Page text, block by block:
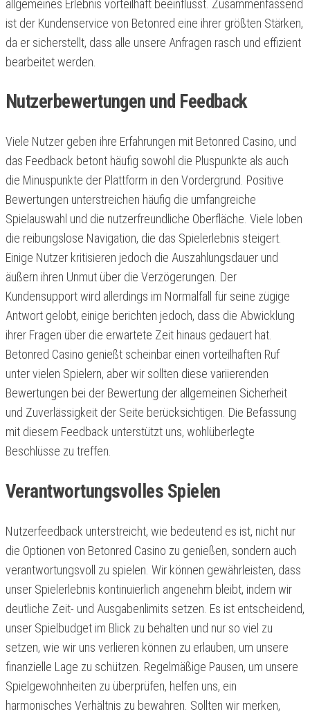
allgemeines Erlebnis vorteilhaft beeinflusst. Zusammenfassend
ist der Kundenservice von Betonred eine ihrer größten Stärken,
da er sicherstellt, dass alle unsere Anfragen rasch und effizient
bearbeitet werden.
Nutzerbewertungen und Feedback
Viele Nutzer geben ihre Erfahrungen mit Betonred Casino, und
das Feedback betont häufig sowohl die Pluspunkte als auch
die Minuspunkte der Plattform in den Vordergrund. Positive
Bewertungen unterstreichen häufig die umfangreiche
Spielauswahl und die nutzerfreundliche Oberfläche. Viele loben
die reibungslose Navigation, die das Spielerlebnis steigert.
Einige Nutzer kritisieren jedoch die Auszahlungsdauer und
äußern ihren Unmut über die Verzögerungen. Der
Kundensupport wird allerdings im Normalfall für seine zügige
Antwort gelobt, einige berichten jedoch, dass die Abwicklung
ihrer Fragen über die erwartete Zeit hinaus gedauert hat.
Betonred Casino genießt scheinbar einen vorteilhaften Ruf
unter vielen Spielern, aber wir sollten diese variierenden
Bewertungen bei der Bewertung der allgemeinen Sicherheit
und Zuverlässigkeit der Seite berücksichtigen. Die Befassung
mit diesem Feedback unterstützt uns, wohlüberlegte
Beschlüsse zu treffen.
Verantwortungsvolles Spielen
Nutzerfeedback unterstreicht, wie bedeutend es ist, nicht nur
die Optionen von Betonred Casino zu genießen, sondern auch
verantwortungsvoll zu spielen. Wir können gewährleisten, dass
unser Spielerlebnis kontinuierlich angenehm bleibt, indem wir
deutliche Zeit- und Ausgabenlimits setzen. Es ist entscheidend,
unser Spielbudget im Blick zu behalten und nur so viel zu
setzen, wie wir uns verlieren können zu erlauben, um unsere
finanzielle Lage zu schützen. Regelmäßige Pausen, um unsere
Spielgewohnheiten zu überprüfen, helfen uns, ein
harmonisches Verhältnis zu bewahren. Sollten wir merken,